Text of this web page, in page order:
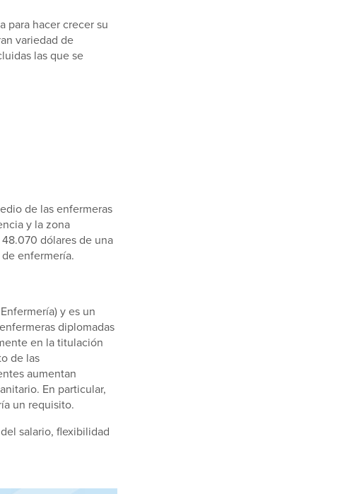
para hacer crecer su
variedad de
las que se
de las enfermeras
y la zona
dólares de una
enfermería.
y es un
diplomadas
en la titulación
de las
aumentan
En particular,
un requisito.
salario, flexibilidad